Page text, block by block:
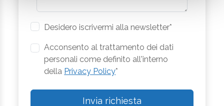
Desidero iscrivermi alla newsletter*
Acconsento al trattamento dei dati
personali come definito all'interno
della Privacy Policy*
Invia richiesta